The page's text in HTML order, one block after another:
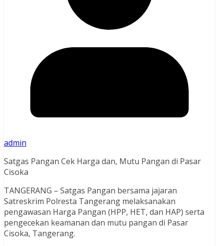
admin
Satgas Pangan Cek Harga dan, Mutu Pangan di Pasar
Cisoka
TANGERANG – Satgas Pangan bersama jajaran
Satreskrim Polresta Tangerang melaksanakan
pengawasan Harga Pangan (HPP, HET, dan HAP) serta
pengecekan keamanan dan mutu pangan di Pasar
Cisoka, Tangerang.